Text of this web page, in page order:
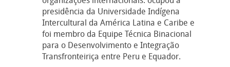
presidência da Universidade Indígena
Intercultural da América Latina e Caribe e
foi membro da Equipe Técnica Binacional
para o Desenvolvimento e Integração
Transfronteiriça entre Peru e Equador.